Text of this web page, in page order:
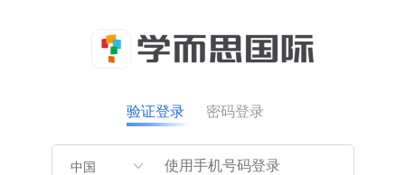
验证登录 密码登录
中国